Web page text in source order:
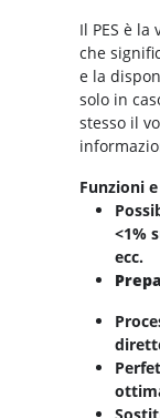
Il PES è
che
e la
solo in
stesso il
Funzioni
<1%
ecc.